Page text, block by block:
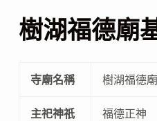
樹湖福德廟
寺廟名稱 樹湖福德廟
主祀神祇 福德正神